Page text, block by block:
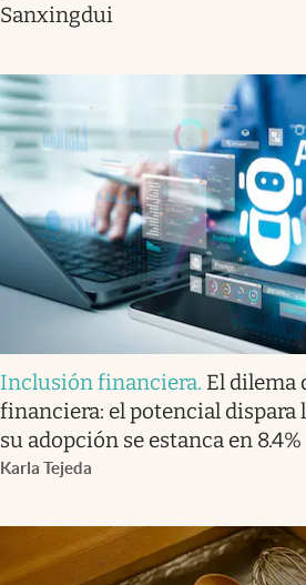
Sanxingdui
Inclusión financiera. El dilema
financiera: el potencial dispara
su adopción se estanca en 8.4%
Karla Tejeda